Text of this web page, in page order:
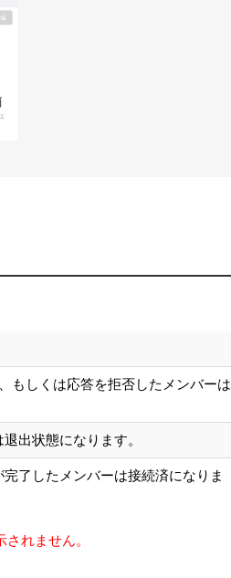
もしくは応答を拒否したメンバーは
出状態になります。
了したメンバーは接続済になりま
れません。